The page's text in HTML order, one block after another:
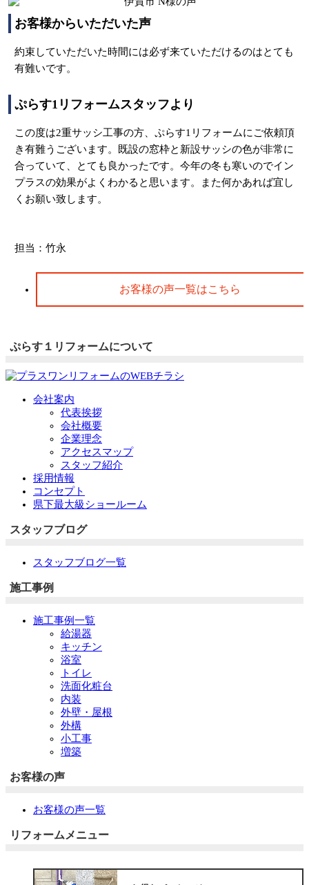
お客様からいただいた声
約束していただいた時間には必ず来ていただけるのはとても
有難いです。
ぷらす1リフォームスタッフより
この度は2重サッシ工事の方、ぷらす1リフォームにご依頼頂
き有難うございます。既設の窓枠と新設サッシの色が非常に
合っていて、とても良かったです。今年の冬も寒いのでイン
プラスの効果がよくわかると思います。また何かあれば宜し
くお願い致します。
担当：竹永
お客様の声一覧はこちら
ぷらす１リフォームについて
会社案内
代表挨拶
会社概要
企業理念
アクセスマップ
スタッフ紹介
採用情報
コンセプト
県下最大級ショールーム
スタッフブログ
スタッフブログ一覧
施工事例
施工事例一覧
給湯器
キッチン
浴室
トイレ
洗面化粧台
内装
外壁・屋根
外構
小工事
増築
お客様の声
お客様の声一覧
リフォームメニュー